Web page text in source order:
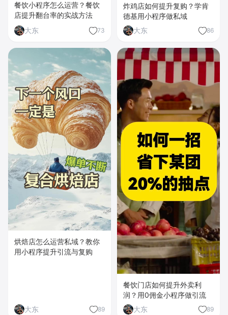
餐饮小程序怎么运营？餐饮
店提升翻台率的实战方法
大东
73
炸鸡店如何提升复购？学肯
德基用小程序做私域
大东
86
烘焙店怎么运营私域？教你
用小程序提升引流与复购
大东 89
餐饮门店如何提升外卖利
润？用0佣金小程序做引流
大东
89